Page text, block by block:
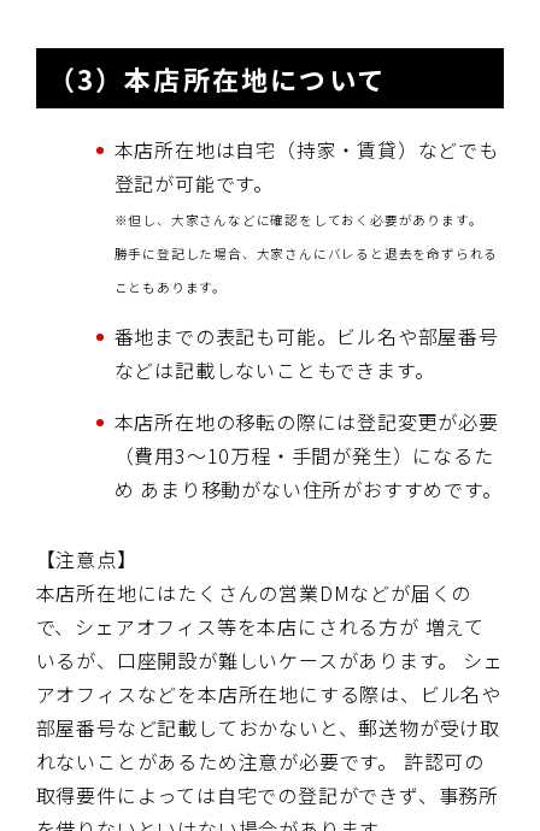
（3）本店所在地について
本店所在地は自宅（持家・賃貸）などでも
登記が可能です。
※但し、大家さんなどに確認をしておく必要があります。
勝手に登記した場合、大家さんにバレると退去を命ずられる
こともあります。
番地までの表記も可能。ビル名や部屋番号
などは記載しないこともできます。
本店所在地の移転の際には登記変更が必要
（費用3～10万程・手間が発生）になるた
め あまり移動がない住所がおすすめです。
【注意点】
本店所在地にはたくさんの営業DMなどが届くの
で、シェアオフィス等を本店にされる方が 増えて
いるが、口座開設が難しいケースがあります。 シェ
アオフィスなどを本店所在地にする際は、ビル名や
部屋番号など記載しておかないと、郵送物が受け取
れないことがあるため注意が必要です。 許認可の
取得要件によっては自宅での登記ができず、事務所